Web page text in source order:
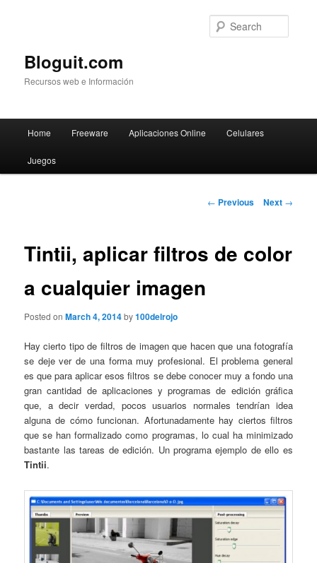
Bloguit.com
Recursos web e Información
Skip
to
Home Freeware Aplicaciones Online Celulares
Juegos
Post
← Previous Next →
Tintii, aplicar filtros de color
a cualquier imagen
Posted onMarch 4, 2014by100delrojo
Hay cierto tipo de filtros de imagen que hacen que una fotografía
se deje ver de una forma muy profesional. El problema general
es que para aplicar esos filtros se debe conocer muy a fondo una
gran cantidad de aplicaciones y programas de edición gráfica
que, a decir verdad, pocos usuarios normales tendrían idea
alguna de cómo funcionan. Afortunadamente hay ciertos filtros
que se han formalizado como programas, lo cual ha minimizado
bastante las tareas de edición. Un programa ejemplo de ello es
Tintii.